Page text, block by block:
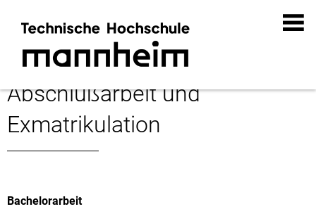
Abschlußarbeit und
Exmatrikulation
Bachelorarbeit